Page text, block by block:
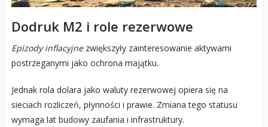
Dodruk M2 i role rezerwowe
Epizody inflacyjnezwiększyły zainteresowanie aktywami
postrzeganymi jako ochrona majątku.
Jednak rola dolara jako waluty rezerwowej opiera się na
sieciach rozliczeń, płynności i prawie. Zmiana tego statusu
wymaga lat budowy zaufania i infrastruktury.